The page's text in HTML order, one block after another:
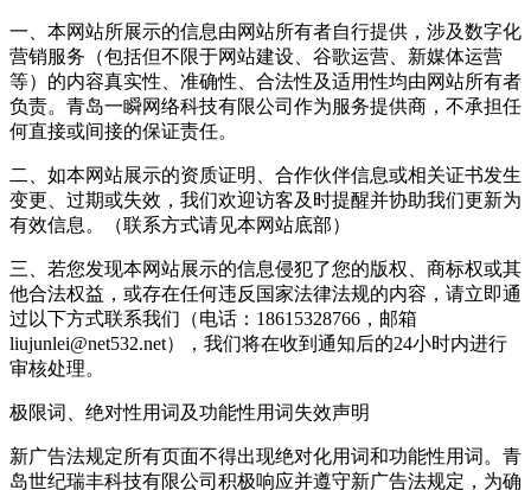
一、本网站所展示的信息由网站所有者自行提供，涉及数字化
营销服务（包括但不限于网站建设、谷歌运营、新媒体运营
等）的内容真实性、准确性、合法性及适用性均由网站所有者
负责。青岛一瞬网络科技有限公司作为服务提供商，不承担任
何直接或间接的保证责任。
二、如本网站展示的资质证明、合作伙伴信息或相关证书发生
变更、过期或失效，我们欢迎访客及时提醒并协助我们更新为
有效信息。（联系方式请见本网站底部）
三、若您发现本网站展示的信息侵犯了您的版权、商标权或其
他合法权益，或存在任何违反国家法律法规的内容，请立即通
过以下方式联系我们（电话：18615328766，邮箱
liujunlei@net532.net），我们将在收到通知后的24小时内进行
审核处理。
极限词、绝对性用词及功能性用词失效声明
新广告法规定所有页面不得出现绝对化用词和功能性用词。青
岛世纪瑞丰科技有限公司积极响应并遵守新广告法规定，为确